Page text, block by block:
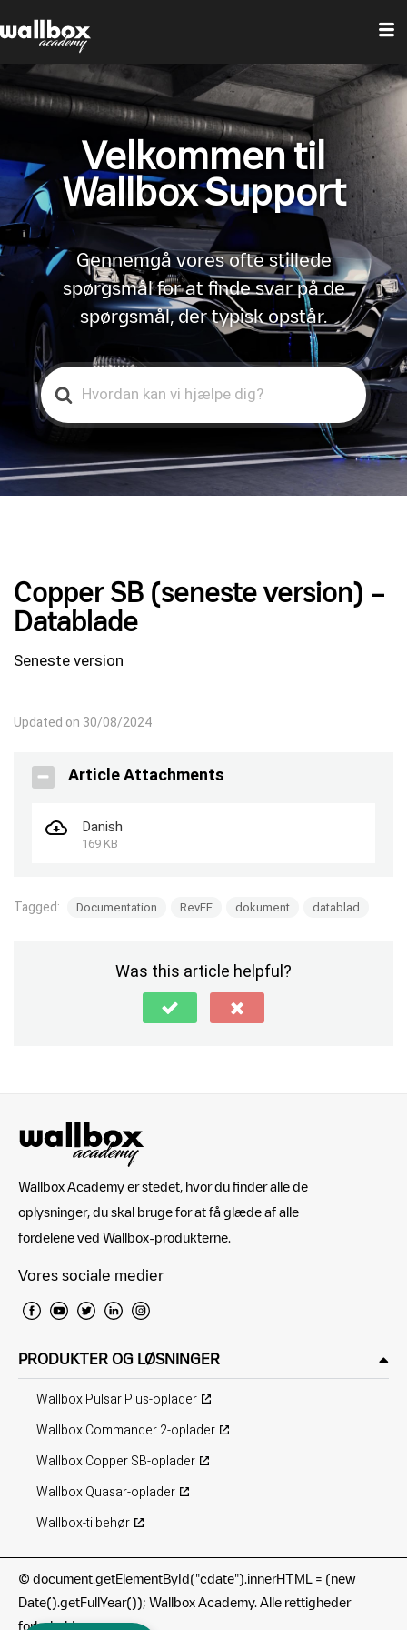
Velkommen til
Wallbox Support
Gennemgå vores ofte stillede
spørgsmål for at finde svar på de
spørgsmål, der typisk opstår.
Search
For
Copper SB (seneste version) –
Datablade
Seneste version
Updated on 30/08/2024
Article Attachments
Danish
169 KB
Tagged: Documentation RevEF dokument datablad
Was this article helpful?
Wallbox Academy er stedet, hvor du finder alle de
oplysninger, du skal bruge for at få glæde af alle
fordelene ved Wallbox-produkterne.
Vores sociale medier
PRODUKTER OG LØSNINGER
Wallbox Pulsar Plus-oplader
Wallbox Commander 2-oplader
Wallbox Copper SB-oplader
Wallbox Quasar-oplader
Wallbox-tilbehør
© document.getElementById("cdate").innerHTML = (new
Date().getFullYear()); Wallbox Academy. Alle rettigheder
forbeholdes.